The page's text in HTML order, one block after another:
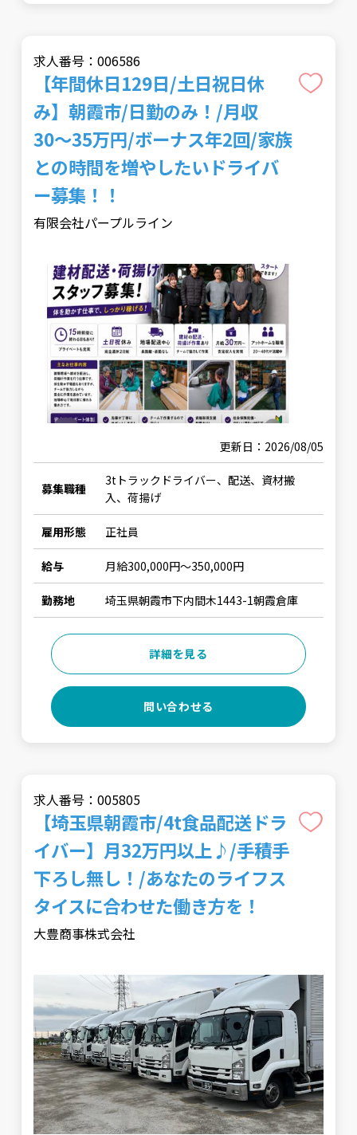
求人番号：006586
【年間休日129日/土日祝日休
み】朝霞市/日勤のみ！/月収
30〜35万円/ボーナス年2回/家族
との時間を増やしたいドライバ
ー募集！！
有限会社パープルライン
更新日：2026/08/05
募集職種
3tトラックドライバー、配送、資材搬
入、荷揚げ
雇用形態 正社員
給与 月給300,000円〜350,000円
勤務地 埼玉県朝霞市下内間木1443-1朝霞倉庫
詳細を見る
問い合わせる
求人番号：005805
【埼玉県朝霞市/4t食品配送ドラ
イバー】月32万円以上♪/手積手
下ろし無し！/あなたのライフス
タイスに合わせた働き方を！
大豊商事株式会社